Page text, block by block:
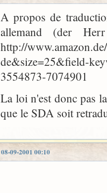
A propos de
allemand (der
http://
de&size=25&field-
3554873-7074901
La loi n'est donc pas
que le SDA soit
08-09-2001 00:10